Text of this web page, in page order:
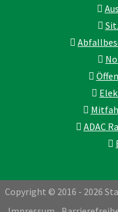
ADAC
Copyright © 2016 - 2026